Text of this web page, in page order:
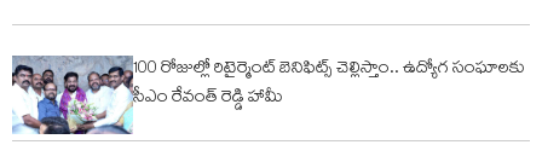
100 రోజుల్లో రిటైర్మెంట్ బెనిఫిట్స్ చెల్లిస్తాం.. ఉద్యోగ సంఘాలకు
సీఎం రేవంత్ రెడ్డి హామీ